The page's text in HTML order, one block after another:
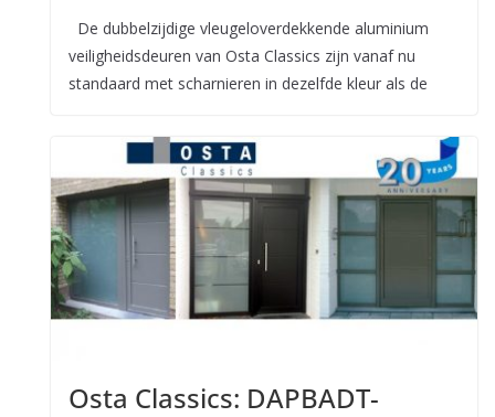
De dubbelzijdige vleugeloverdekkende aluminium
veiligheidsdeuren van Osta Classics zijn vanaf nu
standaard met scharnieren in dezelfde kleur als de
Osta Classics: DAPBADT-